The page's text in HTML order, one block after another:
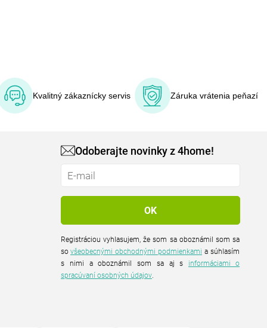
Kvalitný zákaznícky servis Záruka vrátenia peňazí
Odoberajte novinky z 4home!
Registráciou vyhlasujem, že som sa oboznámil som sa
sovšeobecnými obchodnými podmienkami a súhlasím
s nimi a oboznámil som sa aj s informáciami o
spracúvaní osobných údajov.